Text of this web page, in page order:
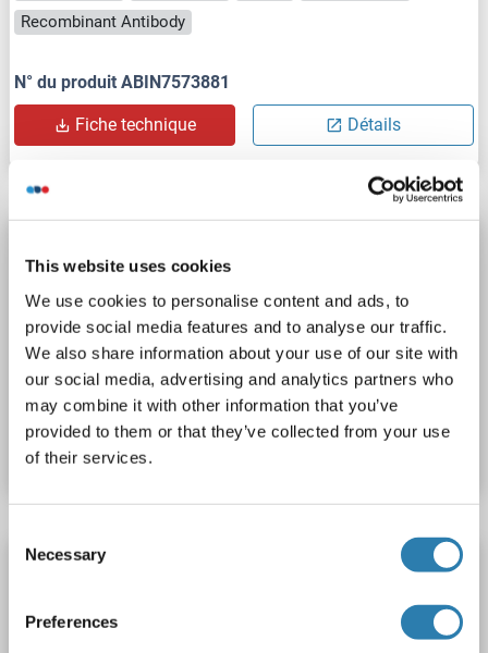
This website uses cookies
We use cookies to personalise content and ads, to
provide social media features and to analyse our traffic.
We also share information about your use of our site with
our social media, advertising and analytics partners who
may combine it with other information that you’ve
provided to them or that they’ve collected from your use
of their services.
Selection
Necessary
Preferences
Recombinant Antibody
N° du produit ABIN7573881
Fiche technique Détails
HBsAg
Reactivité: Hepatitis B Virus (HBV)
ELISA, WB, Func
Hôte: Souris Monoclonal
5a19
unconjugated
Recombinant Antibody
N° du produit ABIN7573158
Fiche technique Détails
Recombinant HBSAg anticorps
ELISA, Func, FACS, SPR, BLI
Monoclonal